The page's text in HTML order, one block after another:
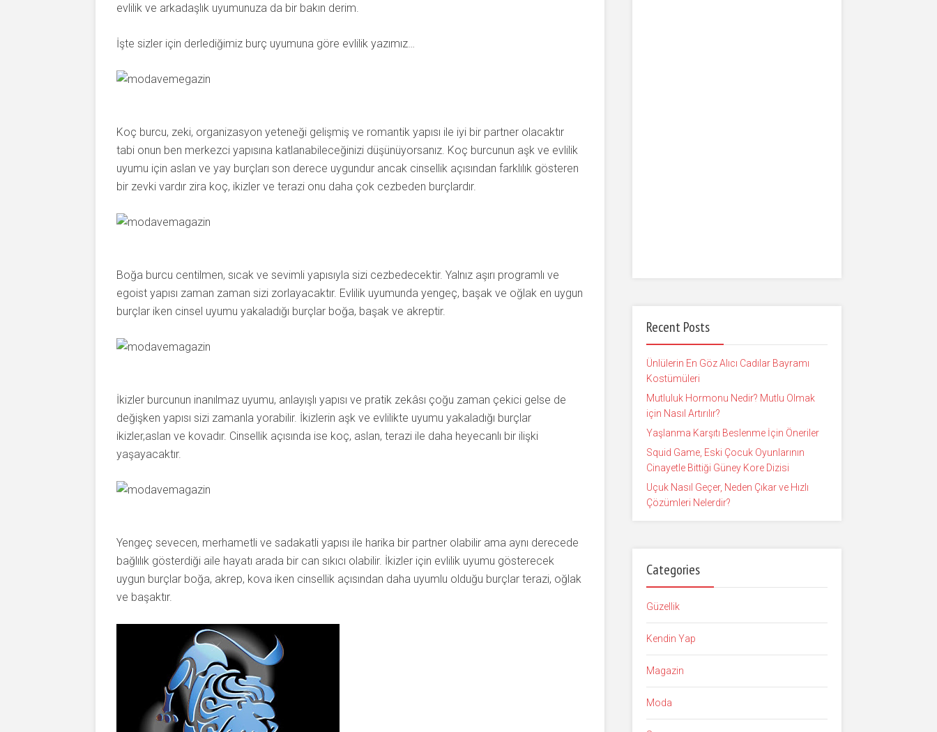
evlilik ve arkadaşlık uyumunuza da bir bakın derim.
İşte sizler için derlediğimiz burç uyumuna göre evlilik yazımız…
Koç burcu, zeki, organizasyon yeteneği gelişmiş ve romantik yapısı ile iyi bir partner olacaktır
tabi onun ben merkezci yapısına katlanabileceğinizi düşünüyorsanız. Koç burcunun aşk ve evlilik
uyumu için aslan ve yay burçları son derece uygundur ancak cinsellik açısından farklılık gösteren
bir zevki vardır zira koç, ikizler ve terazi onu daha çok cezbeden burçlardır.
Boğa burcu centilmen, sıcak ve sevimli yapısıyla sizi cezbedecektir. Yalnız aşırı programlı ve
egoist yapısı zaman zaman sizi zorlayacaktır. Evlilik uyumunda yengeç, başak ve oğlak en uygun
burçlar iken cinsel uyumu yakaladığı burçlar boğa, başak ve akreptir.
İkizler burcunun inanılmaz uyumu, anlayışlı yapısı ve pratik zekâsı çoğu zaman çekici gelse de
değişken yapısı sizi zamanla yorabilir. İkizlerin aşk ve evlilikte uyumu yakaladığı burçlar
ikizler,aslan ve kovadır. Cinsellik açısında ise koç, aslan, terazi ile daha heyecanlı bir ilişki
yaşayacaktır.
Yengeç sevecen, merhametli ve sadakatli yapısı ile harika bir partner olabilir ama aynı derecede
bağlılık gösterdiği aile hayatı arada bir can sıkıcı olabilir. İkizler için evlilik uyumu gösterecek
uygun burçlar boğa, akrep, kova iken cinsellik açısından daha uyumlu olduğu burçlar terazi, oğlak
ve başaktır.
Recent Posts
Ünlülerin En Göz Alıcı Cadılar Bayramı
Kostümüleri
Mutluluk Hormonu Nedir? Mutlu Olmak
için Nasıl Artırılır?
Yaşlanma Karşıtı Beslenme İçin Öneriler
Squid Game, Eski Çocuk Oyunlarının
Cinayetle Bittiği Güney Kore Dizisi
Uçuk Nasıl Geçer, Neden Çıkar ve Hızlı
Çözümleri Nelerdir?
Categories
Güzellik
Kendin Yap
Magazin
Moda